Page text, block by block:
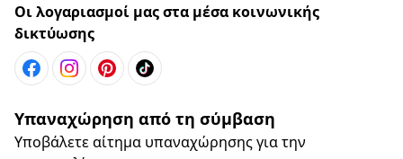
Οι λογαριασμοί μας στα μέσα κοινωνικής
δικτύωσης
Υπαναχώρηση από τη σύμβαση
Υποβάλετε αίτημα υπαναχώρησης για την